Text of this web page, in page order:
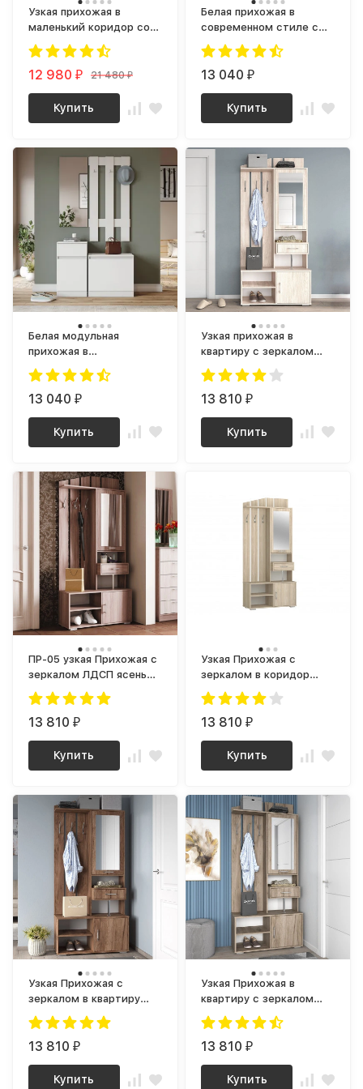
Узкая прихожая в
маленький коридор со
Шкафом, Полками,
Ящиком и Зеркалом в
стиле лофт металл
12 980₽ 21 480₽
Купить
Белая прихожая в
современном стиле с
вешалкой, зеркалом,
тумбой и обувницей в
коридор, композиция 3
13 040₽
Купить
Белая модульная
прихожая в
современном стиле с
вешалкой, зеркалом,
тумбой и обувницей в
мори
13 040₽
Купить
Узкая прихожая в
квартиру с зеркалом
ПР-05 ЛДСП ясень шимо
светлый
13 810₽
Купить
ПР-05 узкая Прихожая с
зеркалом ЛДСП ясень
шимо темный
13 810₽
Купить
Узкая Прихожая с
зеркалом в коридор
ПР-05 ЛДСП дуб сонома
13 810₽
Купить
Узкая Прихожая с
зеркалом в квартиру
ПР-05 ЛДСП дуб крафт
табачный
13 810₽
Купить
Узкая Прихожая в
квартиру с зеркалом
ПР-05 ЛДСП дуб крафт
серый
13 810₽
Купить